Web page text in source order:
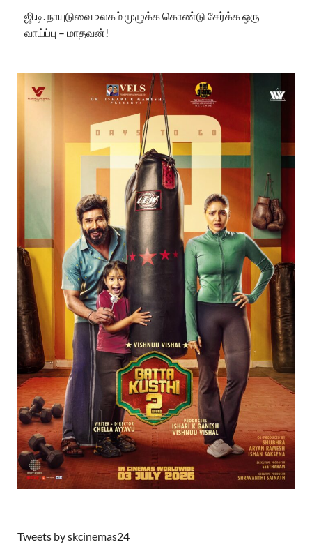
ஜி.டி. நாயுடுவை உலகம் முழுக்க கொண்டு சேர்க்க ஒரு
வாய்ப்பு – மாதவன்!
Tweets by skcinemas24